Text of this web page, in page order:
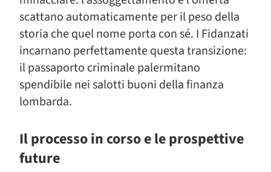
scattano automaticamente per il peso della
storia che quel nome porta con sé. I Fidanzati
incarnano perfettamente questa transizione:
il passaporto criminale palermitano
spendibile nei salotti buoni della finanza
lombarda.
Il processo in corso e le prospettive
future